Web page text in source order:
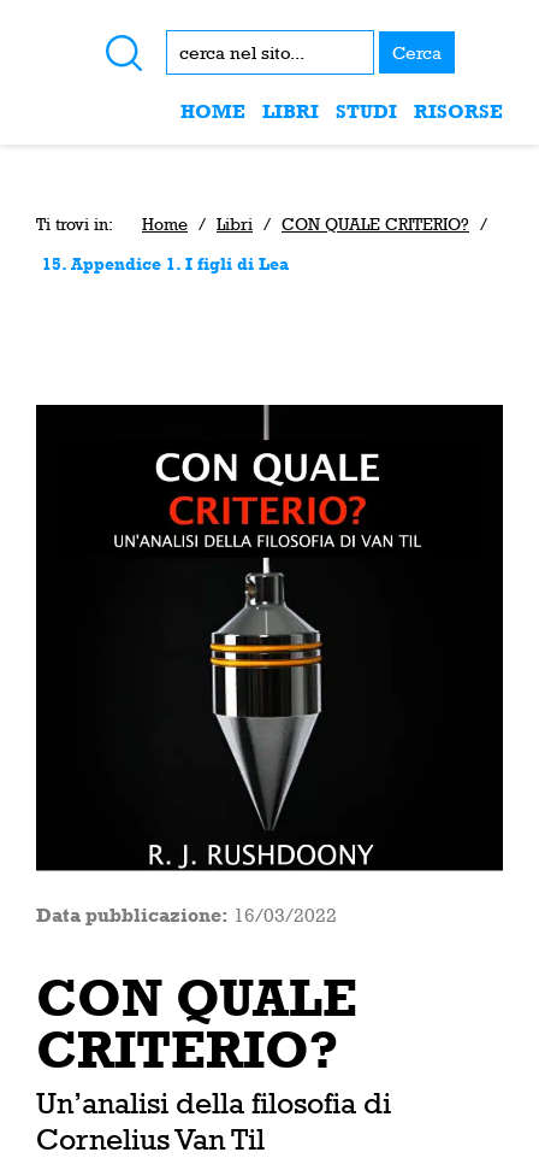
Cerca
HOME LIBRI STUDI RISORSE
Ti trovi in: Home / Libri / CON QUALE CRITERIO? /
15. Appendice 1. I figli di Lea
Data pubblicazione: 16/03/2022
CON QUALE
CRITERIO?
Un’analisi della filosofia di
Cornelius Van Til